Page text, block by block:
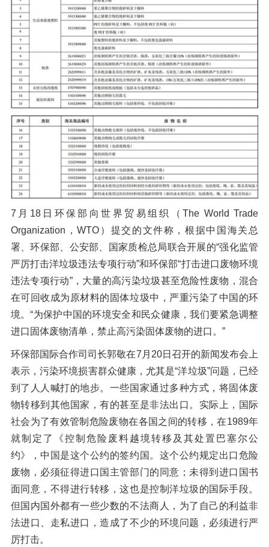
磁选机 涡电流分选机
脉冲除尘器 轮胎抽丝机
7月18日环保部向世界贸易组织（The World Trade
Organization，WTO）提交的文件称，根据中国海关总
署、环保部、公安部、国家质检总局联合开展的“强化监管
严厉打击洋垃圾违法专项行动”和环保部“打击进口废物环境
违法专项行动”，大量的高污染垃圾甚至危险性废物，混合
在可回收成为原材料的固体垃圾中，严重污染了中国的环
境。“为保护中国的环境安全和民众健康，我们要紧急调整
进口固体废物清单，禁止高污染固体废物的进口。”
环保部国际合作司司长郭敬在7月20日召开的新闻发布会上
表示，污染环境损害群众健康，尤其是“洋垃圾”问题，已经
到了人人喊打的地步。一些国家通过多种方式，将固体废
物转移到其他国家，有的甚至是非法出口。实际上，国际
社会为了有效管制危险废物在各国之间的转移，在1989年
就制定了《控制危险废料越境转移及其处置巴塞尔公
约》，中国是这个公约的签约国。这个公约规定出口危险
废物，必须征得进口国主管部门的同意；未得到进口国书
面同意，不得进行转移，这也是控制洋垃圾的国际手段。
但国内国外都有一些少数的不法商人，为了自己的利益非
法进口、走私进口，造成了不少的环境问题，必须进行严
厉打击。